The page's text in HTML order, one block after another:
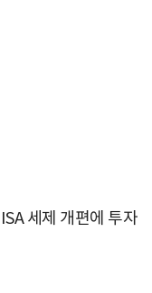
세제 개편에 투자